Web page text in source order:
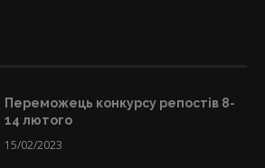
Переможець конкурсу репостів 8-
14 лютого
15/02/2023